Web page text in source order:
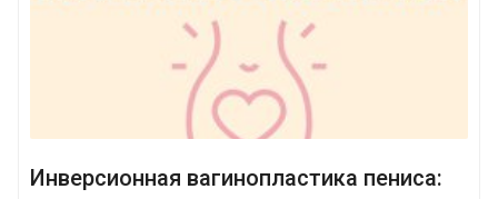
Инверсионная вагинопластика пениса: